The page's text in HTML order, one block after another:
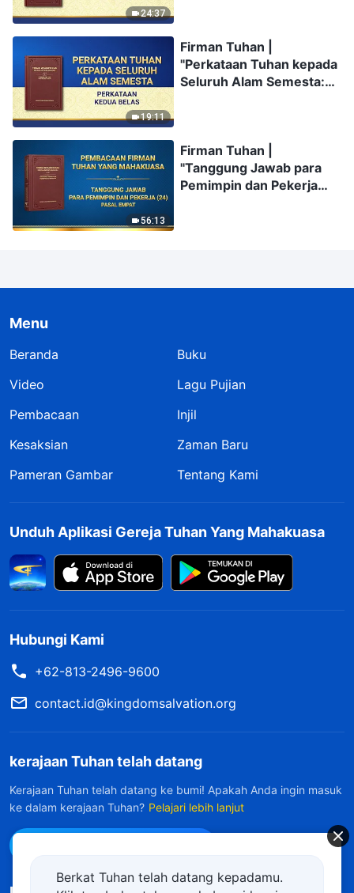
24:37
19:11
Firman Tuhan |
"Perkataan Tuhan kepada
Seluruh Alam Semesta:
56:13
Firman Tuhan |
"Tanggung Jawab para
Pemimpin dan Pekerja
Menu
Beranda
Buku
Video
Lagu Pujian
Pembacaan
Injil
Kesaksian
Zaman Baru
Pameran Gambar
Tentang Kami
Unduh Aplikasi Gereja Tuhan Yang Mahakuasa
Hubungi Kami
+62-813-2496-9600
contact.id@kingdomsalvation.org
kerajaan Tuhan telah datang
Kerajaan Tuhan telah datang ke bumi! Apakah Anda ingin masuk
ke dalam kerajaan Tuhan? Pelajari lebih lanjut
Berkat Tuhan telah datang kepadamu.